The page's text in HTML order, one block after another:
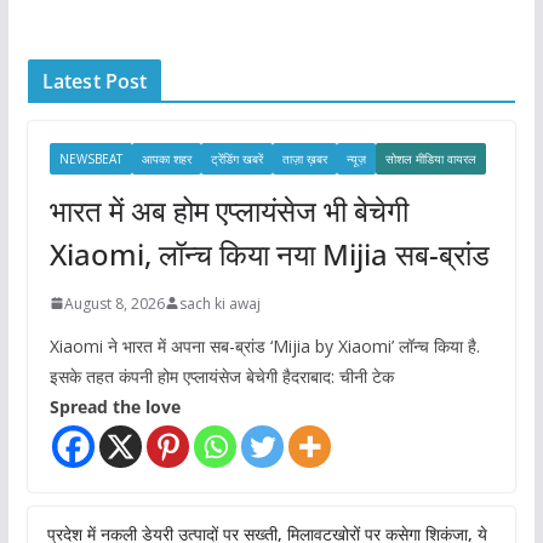
e
Latest Post
NEWSBEAT आपका शहर ट्रेंडिंग खबरें ताज़ा ख़बर न्यूज़ सोशल मीडिया वायरल
भारत में अब होम एप्लायंसेज भी बेचेगी
Xiaomi, लॉन्च किया नया Mijia सब-ब्रांड
August 8, 2026 sach ki awaj
Xiaomi ने भारत में अपना सब-ब्रांड ‘Mijia by Xiaomi’ लॉन्च किया है.
इसके तहत कंपनी होम एप्लायंसेज बेचेगी हैदराबाद: चीनी टेक
Spread the love
प्रदेश में नकली डेयरी उत्पादों पर सख्ती, मिलावटखोरों पर कसेगा शिकंजा, ये